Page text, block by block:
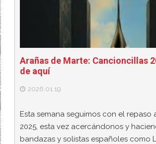
Arañas de Marte: Cancioncillas
de aquí
2026.01.19
Esta semana seguimos con el repaso
2025, esta vez acercándonos y
bandazas y solistas españoles como